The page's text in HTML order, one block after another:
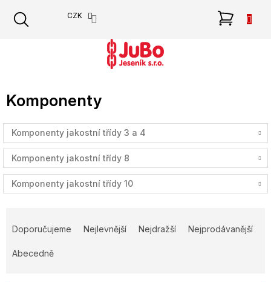
obsah
CZK
Komponenty
Komponenty jakostní třídy 3 a 4
Komponenty jakostní třídy 8
Komponenty jakostní třídy 10
e
Doporučujeme Nejlevnější Nejdražší Nejprodávanější
Abecedně